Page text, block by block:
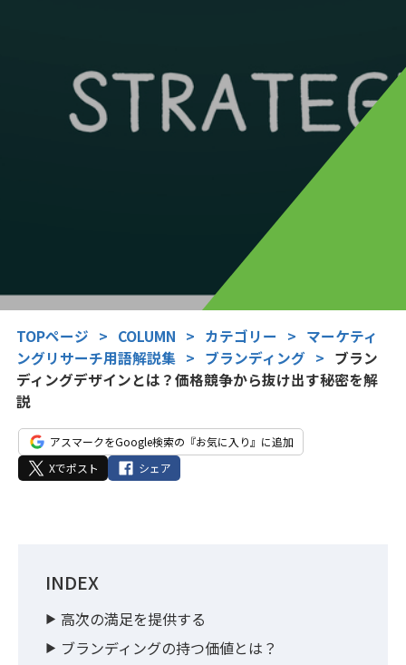
TOPページ > COLUMN > カテゴリー > マーケティ
ングリサーチ用語解説集 > ブランディング > ブラン
ディングデザインとは？価格競争から抜け出す秘密を解
説
アスマークをGoogle検索の『お気に入り』に追加
Xでポスト
シェア
INDEX
高次の満足を提供する
ブランディングの持つ価値とは？